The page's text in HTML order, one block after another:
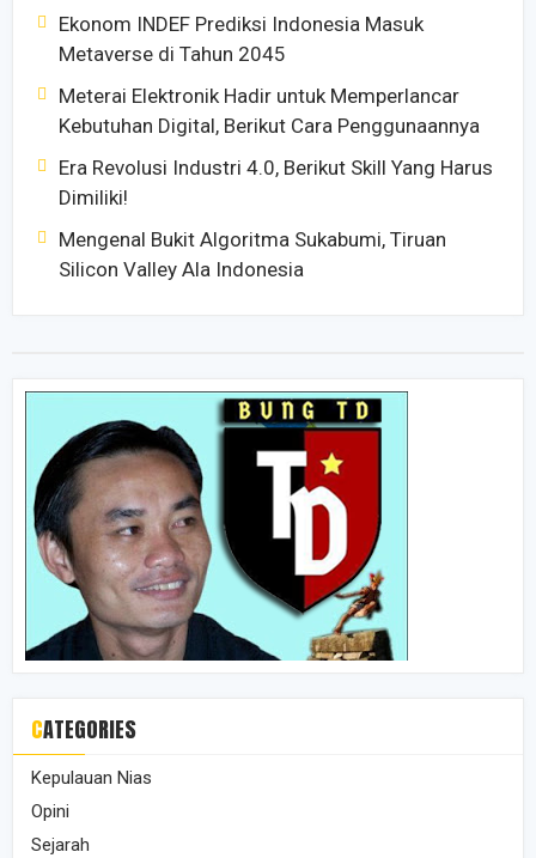
Ekonom INDEF Prediksi Indonesia Masuk
Metaverse di Tahun 2045
Meterai Elektronik Hadir untuk Memperlancar
Kebutuhan Digital, Berikut Cara Penggunaannya
Era Revolusi Industri 4.0, Berikut Skill Yang Harus
Dimiliki!
Mengenal Bukit Algoritma Sukabumi, Tiruan
Silicon Valley Ala Indonesia
CATEGORIES
Kepulauan Nias
Opini
Sejarah